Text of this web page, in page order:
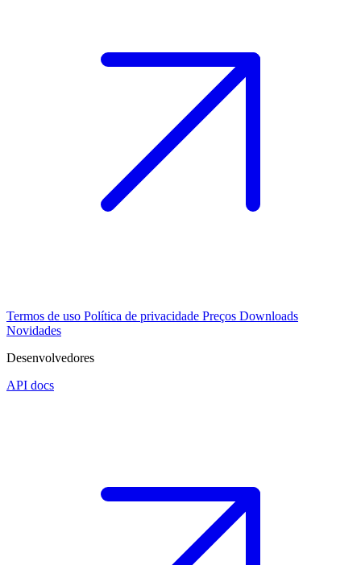
Termos de uso Política de privacidade Preços Downloads
Novidades
Desenvolvedores
API docs